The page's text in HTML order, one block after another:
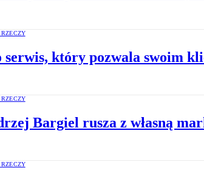
RZECZY
serwis, który pozwala swoim
RZECZY
Bargiel rusza z własną
RZECZY